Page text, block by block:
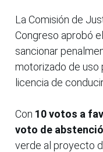
La Comisión de
Congreso aprobó
sancionar
motorizado de uso
licencia de
Con 10 votos a
voto de
verde al proyecto